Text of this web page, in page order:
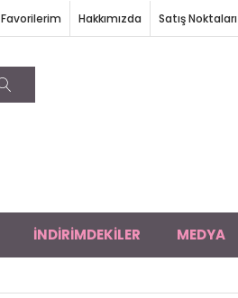
Hakkımızda Satış Noktaları
Favorilerim
İNDİRİMDEKİLER MEDYA